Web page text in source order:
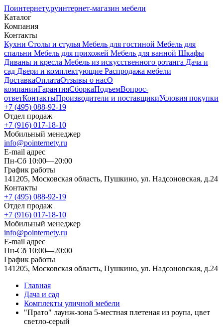
Поинтернету.руинтернет-магазин мебели
Каталог
Компания
Контакты
Кухни Столы и стулья Мебель для гостиной Мебель для
спальни Мебель для прихожей Мебель для ванной Шкафы
Диваны и кресла Мебель из искусственного ротанга Дача и
сад Двери и комплектующие Распродажа мебели
ДоставкаОплатаОтзывы о насО
компанииГарантияСборкаПодъемВопрос-
ответКонтактыПроизводители и поставщикиУсловия покупки
+7 (495) 088-92-19
Отдел продаж
+7 (916) 017-18-10
Мобильный менеджер
info@pointernety.ru
E-mail адрес
Пн-Сб 10:00—20:00
График работы
141205, Московская область, Пушкино, ул. Надсоновская, д.24
Контакты
+7 (495) 088-92-19
Отдел продаж
+7 (916) 017-18-10
Мобильный менеджер
info@pointernety.ru
E-mail адрес
Пн-Сб 10:00—20:00
График работы
141205, Московская область, Пушкино, ул. Надсоновская, д.24
Главная
Дача и сад
Комплекты уличной мебели
"Прато" лаунж-зона 5-местная плетеная из роупа, цвет
светло-серый